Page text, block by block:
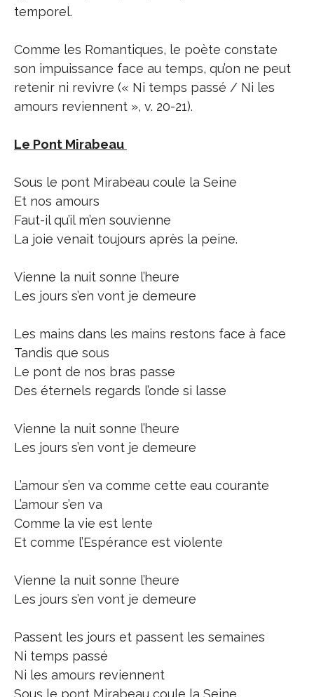
temporel.
Comme les Romantiques, le poète constate
son impuissance face au temps, qu’on ne peut
retenir ni revivre (« Ni temps passé / Ni les
amours reviennent », v. 20-21).
Le Pont Mirabeau
Sous le pont Mirabeau coule la Seine
Et nos amours
Faut-il qu’il m’en souvienne
La joie venait toujours après la peine.
Vienne la nuit sonne l’heure
Les jours s’en vont je demeure
Les mains dans les mains restons face à face
Tandis que sous
Le pont de nos bras passe
Des éternels regards l’onde si lasse
Vienne la nuit sonne l’heure
Les jours s’en vont je demeure
L’amour s’en va comme cette eau courante
L’amour s’en va
Comme la vie est lente
Et comme l’Espérance est violente
Vienne la nuit sonne l’heure
Les jours s’en vont je demeure
Passent les jours et passent les semaines
Ni temps passé
Ni les amours reviennent
Sous le pont Mirabeau coule la Seine